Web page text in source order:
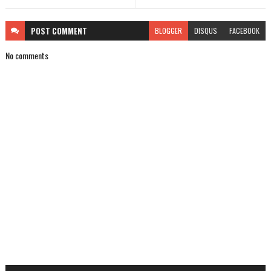
POST COMMENT BLOGGER DISQUS FACEBOOK
No comments